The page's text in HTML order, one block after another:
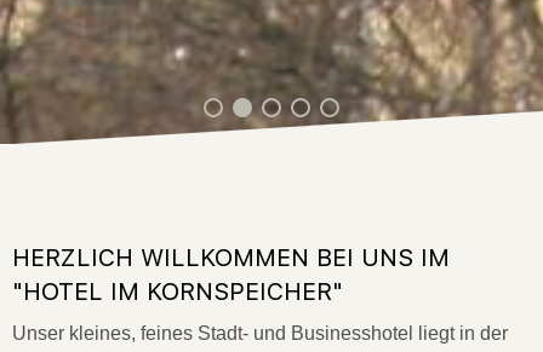
HERZLICH WILLKOMMEN BEI UNS IM
"HOTEL IM KORNSPEICHER"
Unser kleines, feines Stadt- und Businesshotel liegt in der